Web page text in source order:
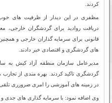
کردند
مظفری در این دیدار از ظرفیت های
دریافت روادید برای گردشگران خارجی،
قانونی برای سرمایه گذاران خارجی و
های گردشگری و اقتصادی خبر دادند
مدیرعامل سازمان منطقه آزاد کیش
گردشگری تاکید کردند. بهره مندی از
در زمینه های آموزشی را امری ضرورری تلقی
وی اضافه نمود: با سرمايه گذارى هاى جدى